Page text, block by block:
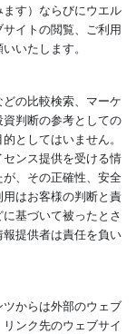
す）ならびにウエル
イトの閲覧、ご利用
いたします。
の比較検索、マーケ
判断の参考としての
としてはいません。
ンス提供を受ける情
、その正確性、安全
はお客様の判断と責
基づいて被ったとさ
提供者は責任を負い
からは外部のウェブ
ンク先のウェブサイ